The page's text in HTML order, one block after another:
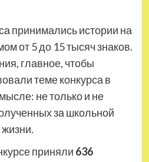
принимались истории на
от 5 до 15 тысяч знаков.
главное, чтобы
теме конкурса в
не только и не
за школьной
жизни.
приняли 636